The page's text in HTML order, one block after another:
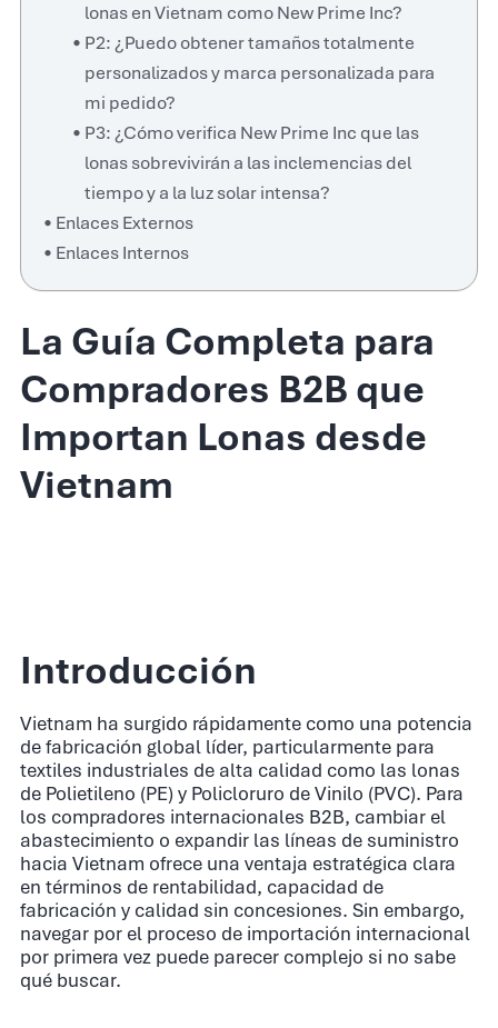
La Guía Completa para
Compradores B2B que
Importan Lonas desde
Vietnam
Introducción
Vietnam ha surgido rápidamente como una potencia
de fabricación global líder, particularmente para
textiles industriales de alta calidad como las lonas
de Polietileno (PE) y Policloruro de Vinilo (PVC). Para
los compradores internacionales B2B, cambiar el
abastecimiento o expandir las líneas de suministro
hacia Vietnam ofrece una ventaja estratégica clara
en términos de rentabilidad, capacidad de
fabricación y calidad sin concesiones. Sin embargo,
navegar por el proceso de importación internacional
por primera vez puede parecer complejo si no sabe
qué buscar.
lonas en Vietnam como New Prime Inc?
P2: ¿Puedo obtener tamaños totalmente
personalizados y marca personalizada para
mi pedido?
P3: ¿Cómo verifica New Prime Inc que las
lonas sobrevivirán a las inclemencias del
tiempo y a la luz solar intensa?
Enlaces Externos
Enlaces Internos